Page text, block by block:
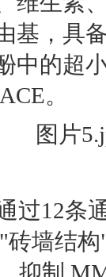
基，具
中的超
。
过12
墙结